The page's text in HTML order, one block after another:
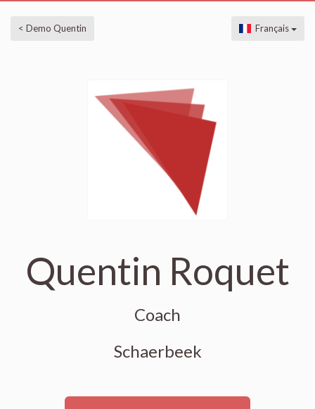
< Demo Quentin Français
Quentin Roquet
Coach
Schaerbeek